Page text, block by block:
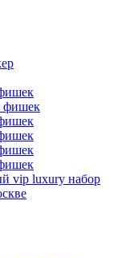
фишек
vip luxury набор